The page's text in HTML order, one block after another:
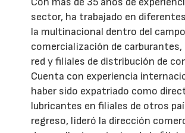
sector, ha trabajado en
la multinacional dentro del
comercialización de
red y filiales de distribución de
Cuenta con experiencia
haber sido expatriado como
lubricantes en filiales de otros
regreso, lideró la dirección